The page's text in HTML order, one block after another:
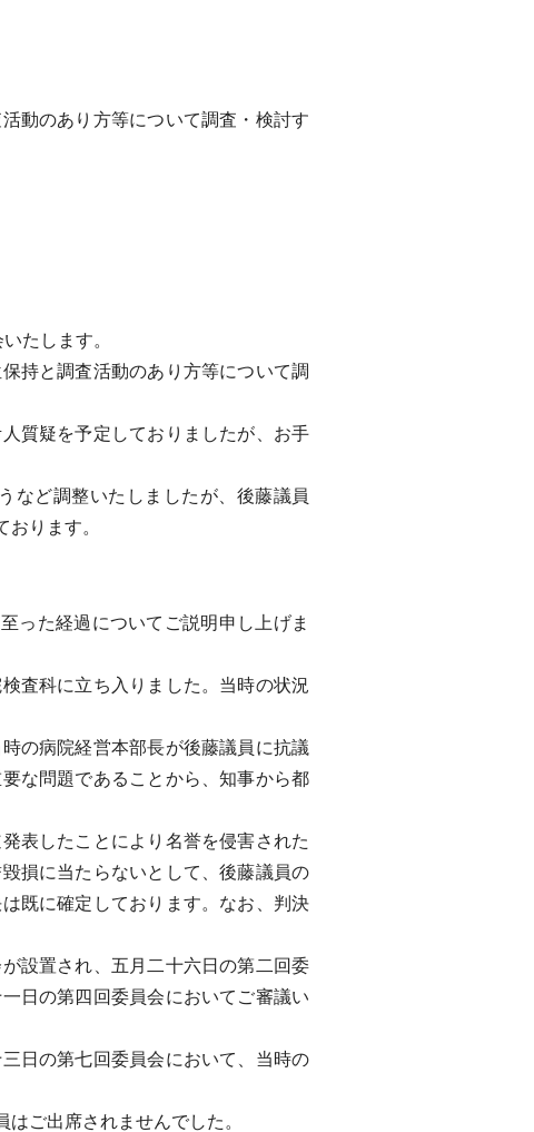
動のあり方等について調査・検討す
たします。
持と調査活動のあり方等について調
質疑を予定しておりましたが、お手
など調整いたしましたが、後藤議員
ります。
った経過についてご説明申し上げま
査科に立ち入りました。当時の状況
の病院経営本部長が後藤議員に抗議
な問題であることから、知事から都
表したことにより名誉を侵害された
損に当たらないとして、後藤議員の
既に確定しております。なお、判決
設置され、五月二十六日の第二回委
日の第四回委員会においてご審議い
日の第七回委員会において、当時の
ご出席されませんでした。